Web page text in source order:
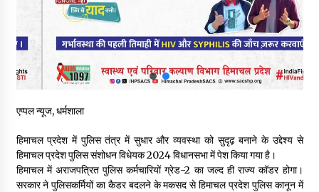
29 मेगावाट पावर प्रोजेक्ट से प्रभावित गांवों को LADA फंड व रोजगार न
09/08/2026
सुक्खू का गवर्नेंस मॉडल केवल ‘तालाबंदी’ पर आधारित- जयराम ठाकुर
5 किलो अफीम डोडा/पोस्त बरामदगी मामले में कुल्लू सैंज से मुख्य सप्लायर
गिरफ्तार
09/08/2026
एप्पल न्यूज, धर्मशाला
हिमाचल प्रदेश में पुलिस तंत्र में सुधार और व्यवस्था को सुदृढ़ बनाने के उद्देश्य से
हिमाचल प्रदेश पुलिस संशोधन विधेयक 2024 विधानसभा में पेश किया गया है।
हिमाचल में अराजपत्रित पुलिस कर्मचारियों ग्रेड-2 का जल्द ही राज्य कॉडर होगा।
सरकार ने पुलिसकर्मियों का कैडर बदलने के मकसद से हिमाचल प्रदेश पुलिस कानून में